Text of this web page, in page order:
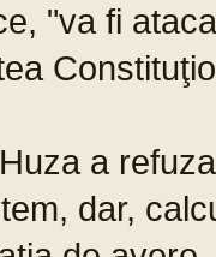
"va fi
a
dar,